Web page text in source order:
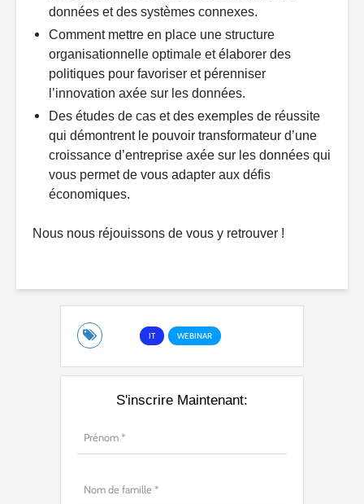
données et des systèmes connexes.
Comment mettre en place une structure
organisationnelle optimale et élaborer des
politiques pour favoriser et pérenniser
l’innovation axée sur les données.
Des études de cas et des exemples de réussite
qui démontrent le pouvoir transformateur d’une
croissance d’entreprise axée sur les données qui
vous permet de vous adapter aux défis
économiques.
Nous nous réjouissons de vous y retrouver !
IT WEBINAR
S'inscrire Maintenant: